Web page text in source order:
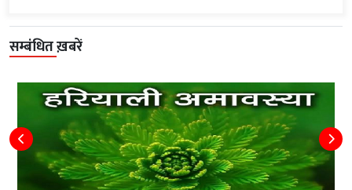
सम्बंधित ख़बरें